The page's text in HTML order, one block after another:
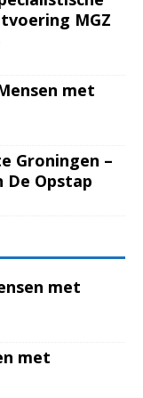
MGZ
met
Groningen –
De Opstap
met
met